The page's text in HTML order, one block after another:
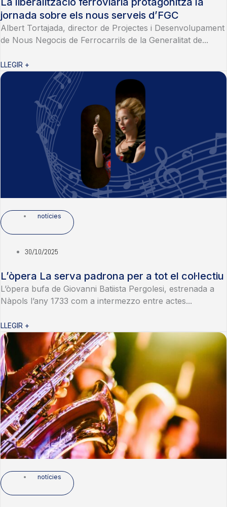
jornada sobre els nous serveis d’FGC
Albert Tortajada, director de Projectes i Desenvolupament
de Nous Negocis de Ferrocarrils de la Generalitat de...
LLEGIR +
notícies
30/10/2025
L’òpera La serva padrona per a tot el col·lectiu
L’òpera bufa de Giovanni Batiista Pergolesi, estrenada a
Nàpols l’any 1733 com a intermezzo entre actes...
LLEGIR +
notícies